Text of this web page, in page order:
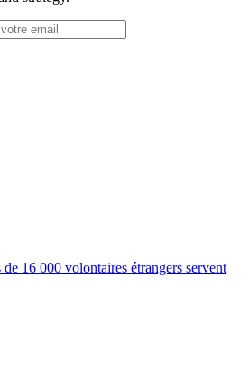
16 000 volontaires étrangers servent